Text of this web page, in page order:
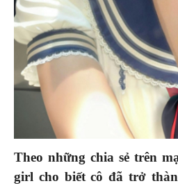
Theo những chia sẻ trên
girl cho biết cô đã trở